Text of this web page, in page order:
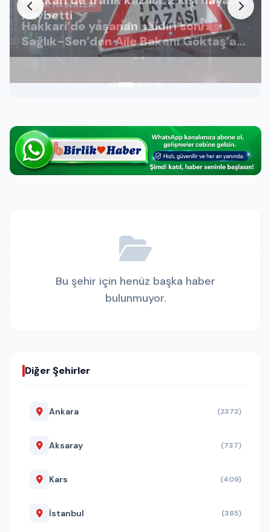
kaybetti
ŞEHIR HABERLERI
Hakkari’de yaşanan saldırı sonrası
Sağlık-Sen’den Aile Bakanı Göktaş’a
ziyaret
Bu şehir için henüz başka haber
bulunmuyor.
Diğer Şehirler
Ankara (2372)
Aksaray (737)
Kars (409)
İstanbul (385)